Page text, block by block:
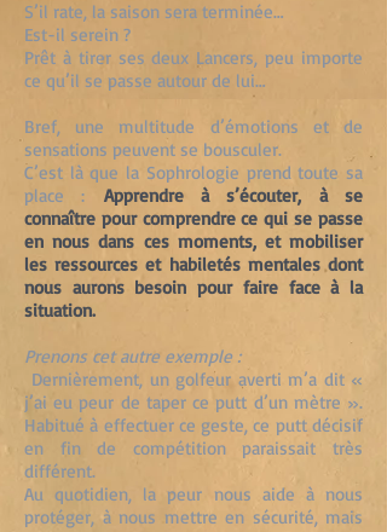
S’il rate, la saison sera terminée…
Est-il serein ?
Prêt à tirer ses deux Lancers, peu importe
ce qu’il se passe autour de lui…
Bref, une multitude d’émotions et de
sensations peuvent se bousculer.
C’est là que la Sophrologie prend toute sa
place : Apprendre à s’écouter, à se
connaître pour comprendre ce qui se passe
en nous dans ces moments, et mobiliser
les ressources et habiletés mentales dont
nous aurons besoin pour faire face à la
situation.
Prenons cet autre exemple :
Dernièrement, un golfeur averti m’a dit «
j’ai eu peur de taper ce putt d’un mètre ».
Habitué à effectuer ce geste, ce putt décisif
en fin de compétition paraissait très
différent.
Au quotidien, la peur nous aide à nous
protéger, à nous mettre en sécurité, mais